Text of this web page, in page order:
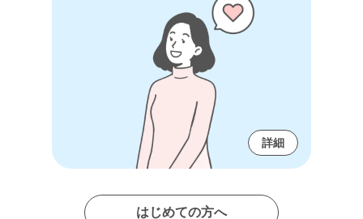
詳細
はじめての方へ